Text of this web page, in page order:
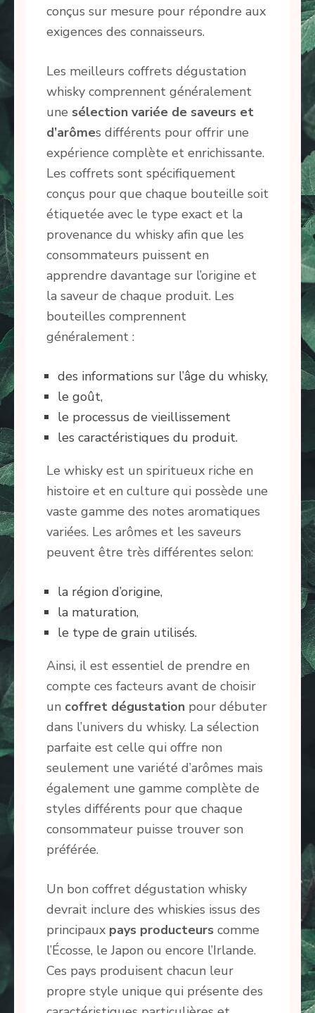
conçus sur mesure pour répondre aux
exigences des connaisseurs.
Les meilleurs coffrets dégustation
whisky comprennent généralement
une sélection variée de saveurs et
d’arômes différents pour offrir une
expérience complète et enrichissante.
Les coffrets sont spécifiquement
conçus pour que chaque bouteille soit
étiquetée avec le type exact et la
provenance du whisky afin que les
consommateurs puissent en
apprendre davantage sur l’origine et
la saveur de chaque produit. Les
bouteilles comprennent
généralement :
des informations sur l’âge du whisky,
le goût,
le processus de vieillissement
les caractéristiques du produit.
Le whisky est un spiritueux riche en
histoire et en culture qui possède une
vaste gamme des notes aromatiques
variées. Les arômes et les saveurs
peuvent être très différentes selon:
la région d’origine,
la maturation,
le type de grain utilisés.
Ainsi, il est essentiel de prendre en
compte ces facteurs avant de choisir
un coffret dégustation pour débuter
dans l’univers du whisky. La sélection
parfaite est celle qui offre non
seulement une variété d’arômes mais
également une gamme complète de
styles différents pour que chaque
consommateur puisse trouver son
préférée.
Un bon coffret dégustation whisky
devrait inclure des whiskies issus des
principaux pays producteurs comme
l’Écosse, le Japon ou encore l’Irlande.
Ces pays produisent chacun leur
propre style unique qui présente des